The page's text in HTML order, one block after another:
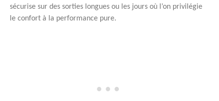
sécurise sur des sorties longues ou les jours où l’on privilégie
le confort à la performance pure.